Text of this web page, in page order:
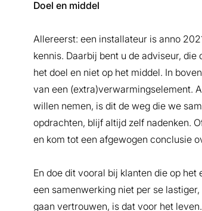
Doel en middel
Allereerst: een installateur is anno
kennis. Daarbij bent u de adviseur,
het doel en niet op het middel. In
van een (extra)verwarmingselement.
willen nemen, is dit de weg die we
opdrachten, blijf altijd zelf nadenken.
en kom tot een afgewogen conclusie
En doe dit vooral bij klanten die op het
een samenwerking niet per se
gaan vertrouwen, is dat voor het